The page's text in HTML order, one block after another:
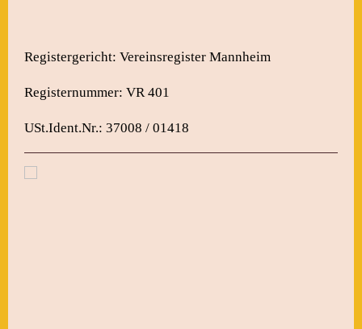
Registergericht: Vereinsregister Mannheim
Registernummer: VR 401
USt.Ident.Nr.: 37008 / 01418